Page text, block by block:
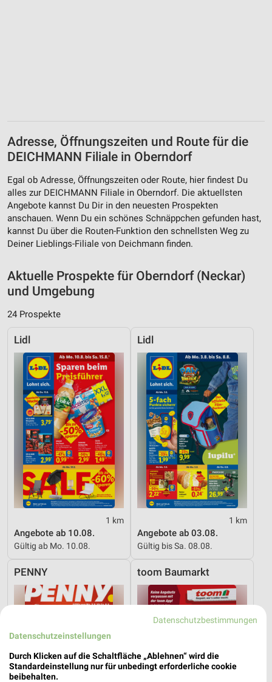
Adresse, Öffnungszeiten und Route für die
DEICHMANN Filiale in Oberndorf
Egal ob Adresse, Öffnungszeiten oder Route, hier findest Du
alles zur DEICHMANN Filiale in Oberndorf. Die aktuellsten
Angebote kannst Du Dir in den neuesten Prospekten
anschauen. Wenn Du ein schönes Schnäppchen gefunden hast,
kannst Du über die Routen-Funktion den schnellsten Weg zu
Deiner Lieblings-Filiale von Deichmann finden.
Aktuelle Prospekte für Oberndorf (Neckar)
und Umgebung
24 Prospekte
Lidl
1 km
Angebote ab 10.08.
Gültig ab Mo. 10.08.
Lidl
1 km
Angebote ab 03.08.
Gültig bis Sa. 08.08.
PENNY toom Baumarkt
Datenschutzbestimmungen
Datenschutzeinstellungen
Durch Klicken auf die Schaltfläche „Ablehnen“ wird die
Standardeinstellung nur für unbedingt erforderliche cookie
beibehalten.